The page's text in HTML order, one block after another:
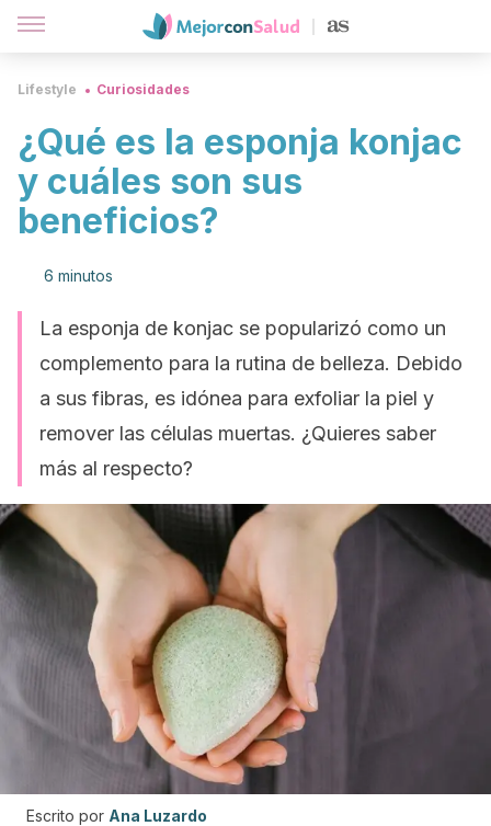
Lifestyle Curiosidades
¿Qué es la esponja konjac
y cuáles son sus
beneficios?
6 minutos
La esponja de konjac se popularizó como un
complemento para la rutina de belleza. Debido
a sus fibras, es idónea para exfoliar la piel y
remover las células muertas. ¿Quieres saber
más al respecto?
Escrito por Ana Luzardo